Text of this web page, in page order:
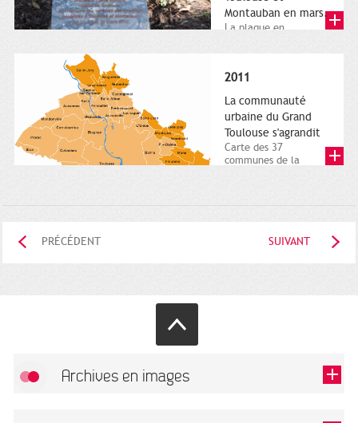
Montauban en mars.
La plaque en
Charles-de-Gaulle.
2011
La communauté
urbaine du Grand
Toulouse s'agrandit
Carte des 37
communes de la
PRÉCÉDENT SUIVANT
Archives en images